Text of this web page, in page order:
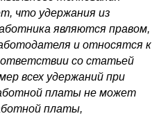
что удержания из
являются правом,
и относятся к
со статьей
всех удержаний при
платы не может
платы,